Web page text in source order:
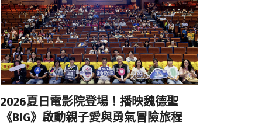
2026夏日電影院登場！播映魏德聖
《BIG》啟動親子愛與勇氣冒險旅程